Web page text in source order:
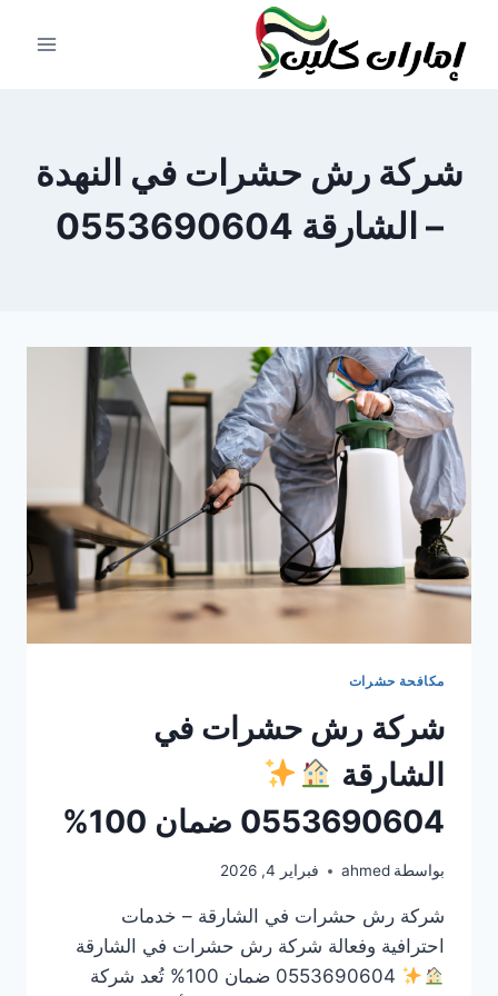
المحتوى
شركة رش حشرات في النهدة
– الشارقة 0553690604
مكافحة حشرات
شركة رش حشرات في
الشارقة
0553690604 ضمان 100%
بواسطة ahmed فبراير 4, 2026
شركة رش حشرات في الشارقة – خدمات
احترافية وفعالة شركة رش حشرات في الشارقة
0553690604 ضمان 100% تُعد شركة